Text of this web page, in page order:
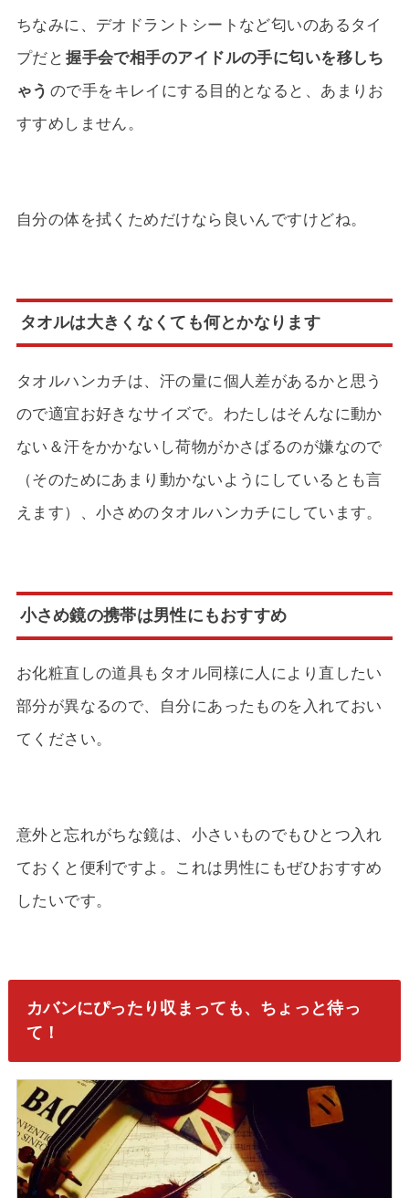
ちなみに、デオドラントシートなど匂いのあるタイ
プだと 握手会で相手のアイドルの手に匂いを移しち
ゃう ので手をキレイにする目的となると、あまりお
すすめしません。
自分の体を拭くためだけなら良いんですけどね。
タオルは大きくなくても何とかなります
タオルハンカチは、汗の量に個人差があるかと思う
ので適宜お好きなサイズで。わたしはそんなに動か
ない＆汗をかかないし荷物がかさばるのが嫌なので
（そのためにあまり動かないようにしているとも言
えます）、小さめのタオルハンカチにしています。
小さめ鏡の携帯は男性にもおすすめ
お化粧直しの道具もタオル同様に人により直したい
部分が異なるので、自分にあったものを入れておい
てください。
意外と忘れがちな鏡は、小さいものでもひとつ入れ
ておくと便利ですよ。これは男性にもぜひおすすめ
したいです。
カバンにぴったり収まっても、ちょっと待っ
て！